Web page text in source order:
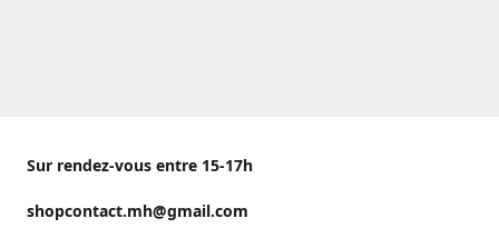
Sur rendez-vous entre 15-17h
shopcontact.mh@gmail.com